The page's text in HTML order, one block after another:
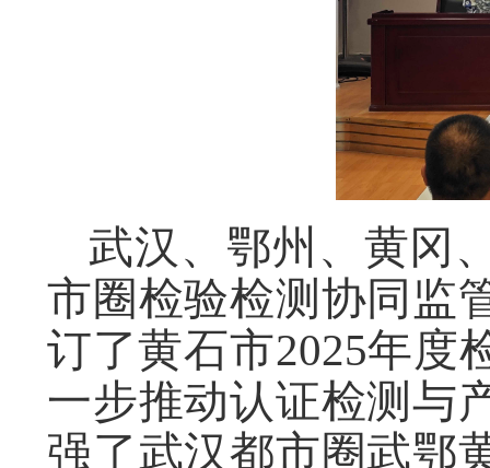
武汉、鄂州、黄冈
市圈检验检测协同监
订了黄石市2025年度
一步推动认证检测与
强了武汉都市圈武鄂